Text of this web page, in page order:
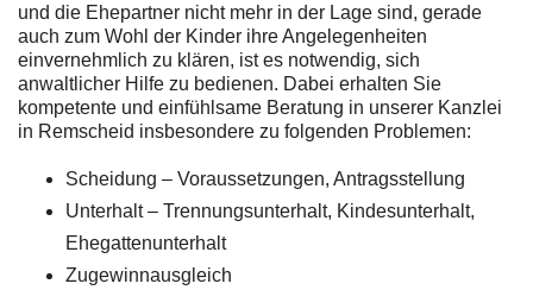
und die Ehepartner nicht mehr in der Lage sind, gerade
auch zum Wohl der Kinder ihre Angelegenheiten
einvernehmlich zu klären, ist es notwendig, sich
anwaltlicher Hilfe zu bedienen. Dabei erhalten Sie
kompetente und einfühlsame Beratung in unserer Kanzlei
in Remscheid insbesondere zu folgenden Problemen:
Scheidung – Voraussetzungen, Antragsstellung
Unterhalt – Trennungsunterhalt, Kindesunterhalt,
Ehegattenunterhalt
Zugewinnausgleich